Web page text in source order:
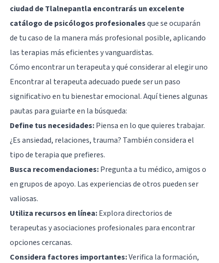
ciudad de Tlalnepantla encontrarás un excelente
catálogo de psicólogos profesionalesque se ocuparán
de tu caso de la manera más profesional posible, aplicando
las terapias más eficientes y vanguardistas.
Cómo encontrar un terapeuta y qué considerar al elegir uno
Encontrar al terapeuta adecuado puede ser un paso
significativo en tu bienestar emocional. Aquí tienes algunas
pautas para guiarte en la búsqueda:
Define tus necesidades:Piensa en lo que quieres trabajar.
¿Es ansiedad, relaciones, trauma? También considera el
tipo de terapia que prefieres.
Busca recomendaciones:Pregunta a tu médico, amigos o
en grupos de apoyo. Las experiencias de otros pueden ser
valiosas.
Utiliza recursos en línea:Explora directorios de
terapeutas y asociaciones profesionales para encontrar
opciones cercanas.
Considera factores importantes:Verifica la formación,